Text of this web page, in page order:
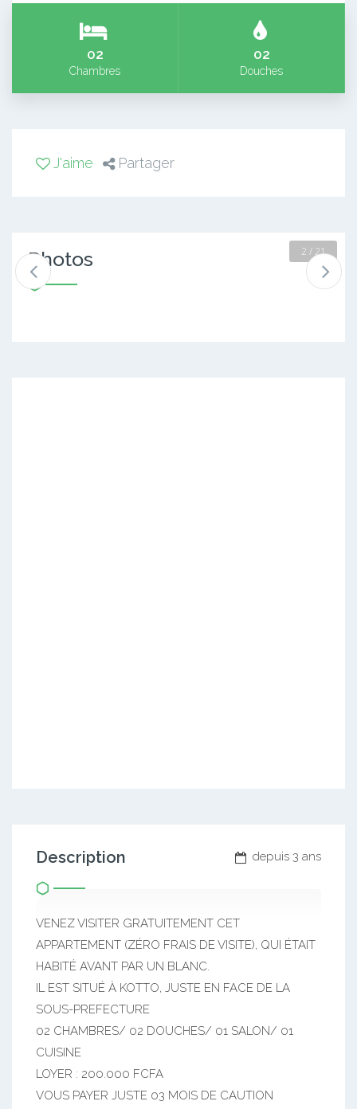
02
Chambres
02
Douches
J'aime Partager
Photos 2 / 21
depuis 3 ans
Description
VENEZ VISITER GRATUITEMENT CET
APPARTEMENT (ZÉRO FRAIS DE VISITE), QUI ÉTAIT
HABITÉ AVANT PAR UN BLANC.
IL EST SITUÉ À KOTTO, JUSTE EN FACE DE LA
SOUS-PREFECTURE
02 CHAMBRES/ 02 DOUCHES/ 01 SALON/ 01
CUISINE
LOYER : 200.000 FCFA
VOUS PAYER JUSTE 03 MOIS DE CAUTION